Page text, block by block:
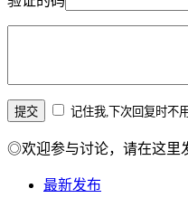
记住我,下次回复时不
◎欢迎参与讨论，请在这里
最新发布